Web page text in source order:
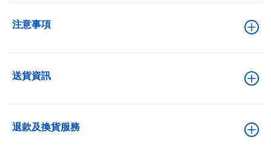
注意事項
送貨資訊
退款及換貨服務